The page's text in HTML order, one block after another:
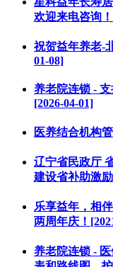
欢迎来电咨询
祝贺益年养老-
01-08]
养老院连锁 -
[2026-04-01]
医养结合机构
辽宁省民政厅
建设省补助激
乐享益年，相
两周年庆！
养老院连锁 -